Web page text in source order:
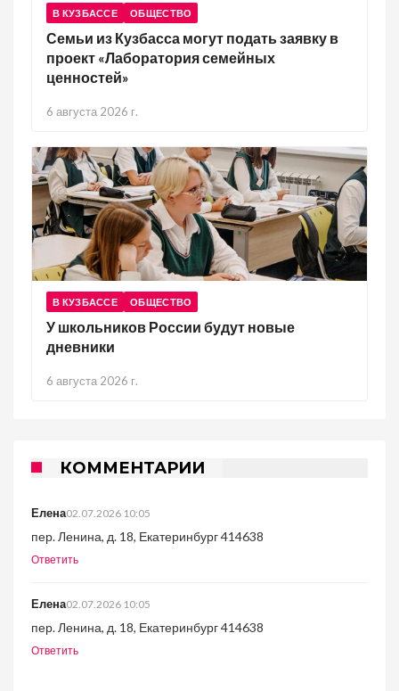
В КУЗБАССЕ ОБЩЕСТВО
Семьи из Кузбасса могут подать заявку в
проект «Лаборатория семейных
ценностей»
6 августа 2026 г.
В КУЗБАССЕ ОБЩЕСТВО
У школьников России будут новые
дневники
6 августа 2026 г.
КОММЕНТАРИИ
Елена02.07.2026 10:05
пер. Ленина, д. 18, Екатеринбург 414638
Ответить
Елена02.07.2026 10:05
пер. Ленина, д. 18, Екатеринбург 414638
Ответить